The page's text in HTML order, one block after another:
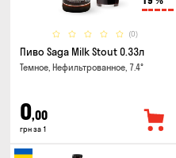
(0)
Пиво Saga Milk Stout 0.33л
Темное, Нефильтрованное, 7.4°
0,00
грн за 1